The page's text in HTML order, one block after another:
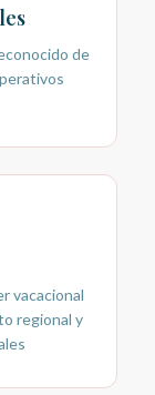
de
vacacional
regional y